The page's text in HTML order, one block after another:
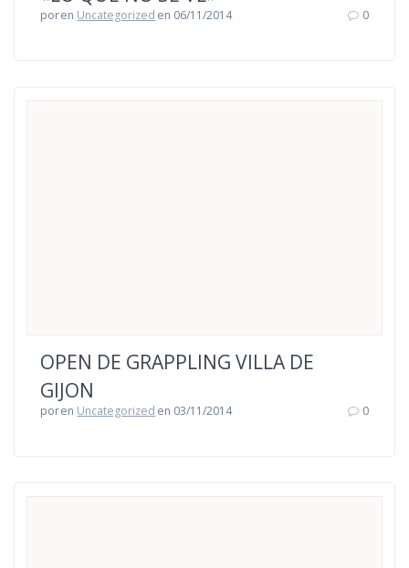
poren Uncategorized en 06/11/2014 0
OPEN DE GRAPPLING VILLA DE
GIJON
poren Uncategorized en 03/11/2014 0